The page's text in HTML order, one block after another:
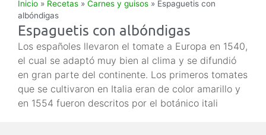
Inicio » Recetas » Carnes y guisos » Espaguetis con
albóndigas
Espaguetis con albóndigas
Los españoles llevaron el tomate a Europa en 1540,
el cual se adaptó muy bien al clima y se difundió
en gran parte del continente. Los primeros tomates
que se cultivaron en Italia eran de color amarillo y
en 1554 fueron descritos por el botánico itali